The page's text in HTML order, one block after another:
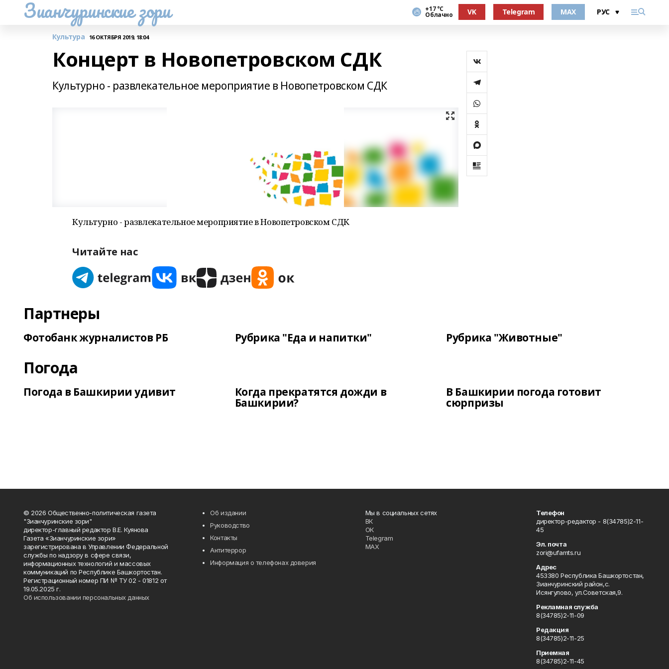
Зианчуринские зори +17 °С
Облачно VK Telegram MAX
Культура 16 ОКТЯБРЯ 2019, 18:04
Концерт в Новопетровском СДК
Культурно - развлекательное мероприятие в Новопетровском СДК
Культурно - развлекательное мероприятие в Новопетровском СДК
Читайте нас
Партнеры
Фотобанк журналистов РБ Рубрика "Еда и напитки" Рубрика "Животные"
Погода
Погода в Башкирии удивит Когда прекратятся дожди в
Башкирии?
В Башкирии погода готовит
сюрпризы
© 2026 Общественно-политическая газета
"Зианчуринские зори"
директор-главный редактор В.Е. Куянова
Газета «Зианчуринские зори»
зарегистрирована в Управлении Федеральной
службы по надзору в сфере связи,
информационных технологий и массовых
коммуникаций по Республике Башкортостан.
Регистрационный номер ПИ № ТУ 02 - 01812 от
19.05.2025 г.
Об использовании персональных данных
Об издании
Руководство
Контакты
Антитеррор
Информация о телефонах доверия
Мы в социальных сетях
ВК
ОК
Telegram
MAX
Телефон
директор-редактор - 8(34785)2-11-
45
Эл. почта
zori@ufamts.ru
Адрес
453380 Республика Башкортостан,
Зианчуринский район,с.
Исянгулово, ул.Советская,9.
Рекламная служба
8(34785)2-11-09
Редакция
8(34785)2-11-25
Приемная
8(34785)2-11-45